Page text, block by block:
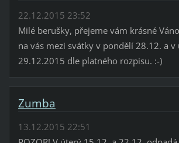
22.12.2015 23:52
Milé berušky, přejeme vám krásné
na vás mezi svátky v pondělí 28.12. a v
29.12.2015 dle platného rozpisu. :-)
Zumba
13.12.2015 22:51